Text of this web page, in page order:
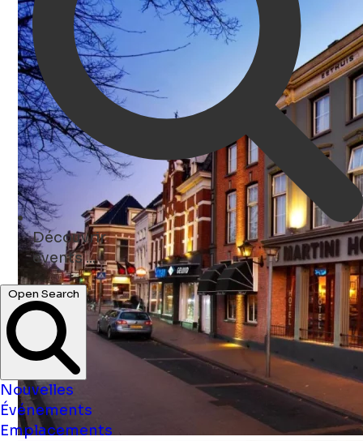
Découvrir
concerts ...
Open Search
Nouvelles
Événements
Emplacements